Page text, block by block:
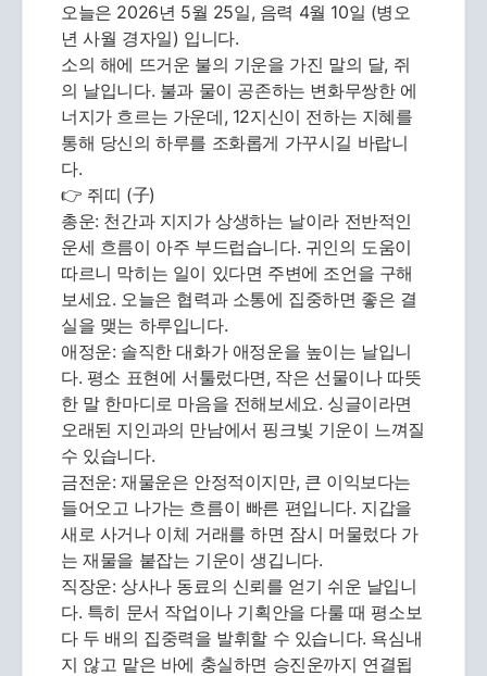
오늘은 2026년 5월 25일, 음력 4월 10일 (병오
년 사월 경자일) 입니다.
소의 해에 뜨거운 불의 기운을 가진 말의 달, 쥐
의 날입니다. 불과 물이 공존하는 변화무쌍한 에
너지가 흐르는 가운데, 12지신이 전하는 지혜를
통해 당신의 하루를 조화롭게 가꾸시길 바랍니
다.
👉 쥐띠 (子)
총운: 천간과 지지가 상생하는 날이라 전반적인
운세 흐름이 아주 부드럽습니다. 귀인의 도움이
따르니 막히는 일이 있다면 주변에 조언을 구해
보세요. 오늘은 협력과 소통에 집중하면 좋은 결
실을 맺는 하루입니다.
애정운: 솔직한 대화가 애정운을 높이는 날입니
다. 평소 표현에 서툴렀다면, 작은 선물이나 따뜻
한 말 한마디로 마음을 전해보세요. 싱글이라면
오래된 지인과의 만남에서 핑크빛 기운이 느껴질
수 있습니다.
금전운: 재물운은 안정적이지만, 큰 이익보다는
들어오고 나가는 흐름이 빠른 편입니다. 지갑을
새로 사거나 이체 거래를 하면 잠시 머물렀다 가
는 재물을 붙잡는 기운이 생깁니다.
직장운: 상사나 동료의 신뢰를 얻기 쉬운 날입니
다. 특히 문서 작업이나 기획안을 다룰 때 평소보
다 두 배의 집중력을 발휘할 수 있습니다. 욕심내
지 않고 맡은 바에 충실하면 승진운까지 연결됩